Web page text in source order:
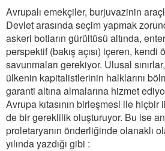
Avrupalı emekçiler, burjuvazinin
Devlet arasında seçim yapmak
askeri botların gürültüsü altında,
perspektif (bakış açısı) içeren, kendi
savunmaları gerekiyor. Ulusal
ülkenin kapitalistlerinin halklarını
garanti altına almalarına hizmet
Avrupa kıtasının birleşmesi ile
de bir gereklilik oluşturuyor. Bu ise
proletaryanın önderliğinde olanaklı
yılında yazdığı gibi :